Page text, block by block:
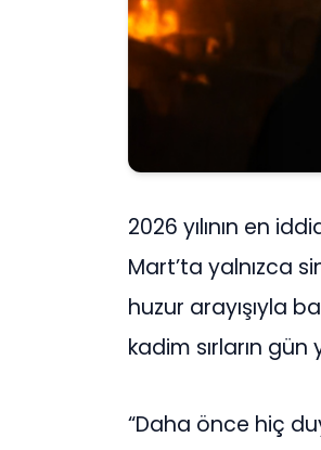
2026 yılının en
Mart’ta yalnızca
huzur arayışıyla
kadim sırların gün
“Daha önce hiç